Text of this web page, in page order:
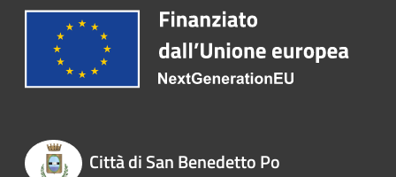
Città di San Benedetto Po